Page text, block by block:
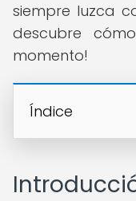
siempre luzca
descubre
momento!
Índice